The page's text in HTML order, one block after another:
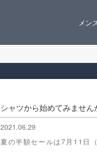
メン
シャツから始めてみません
2021.06.29
夏の半額セールは7月11日